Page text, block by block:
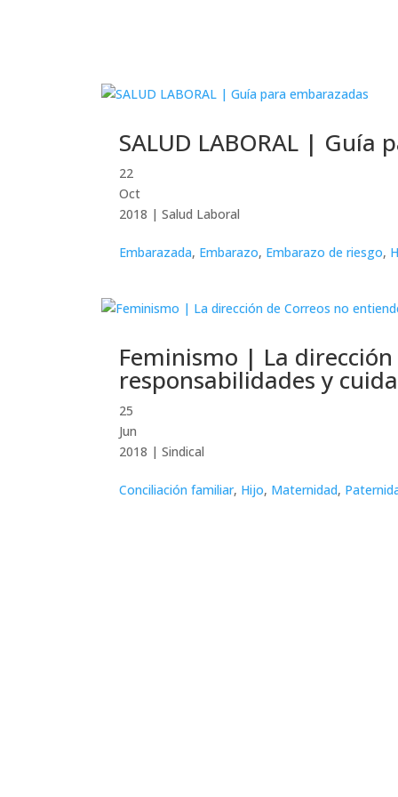
SALUD LABORAL | Guía
22
Oct
2018 |Salud Laboral
Embarazada, Embarazo, Embarazo de riesgo,
Feminismo | La
responsabilidades y
25
Jun
2018 |Sindical
Conciliación familiar, Hijo, Maternidad,